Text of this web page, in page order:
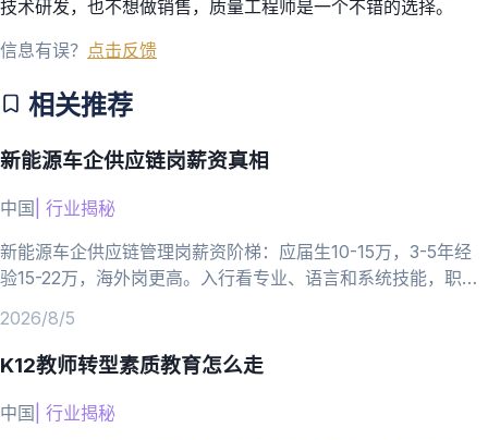
技术研发，也不想做销售，质量工程师是一个不错的选择。
信息有误？ 点击反馈
相关推荐
新能源车企供应链岗薪资真相
中国 行业揭秘
新能源车企供应链管理岗薪资阶梯：应届生10-15万，3-5年经
验15-22万，海外岗更高。入行看专业、语言和系统技能，职业
2026/8/5
K12教师转型素质教育怎么走
中国 行业揭秘